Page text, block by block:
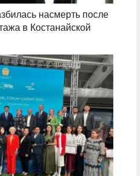
насмерть после
в Костанайской